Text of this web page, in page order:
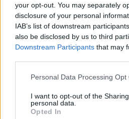
your opt-out. You may separately
disclosure of your personal
IAB’s list of downstream
also be disclosed by us to third
Downstream Participants that may
Personal Data Processing Opt
I want to opt-out of the
personal data.
Opted In
2. L’oligoélément du tonnerre
Retenez bien son nom : le
plus : il limite la transformation
en lipides.
- les haricots verts
- les champignons
- les asperges